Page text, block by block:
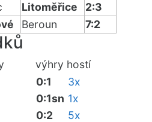
Litoměřice
2:3
Beroun 7:2
výhry hostí
0:1
3x
0:1sn 1x
0:2
5x